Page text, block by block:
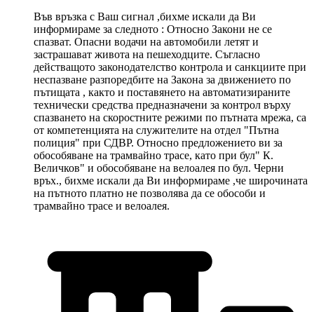
Във връзка с Ваш сигнал ,бихме искали да Ви
информираме за следното : Относно Закони не се
спазват. Опасни водачи на автомобили летят и
застрашават живота на пешеходците. Съгласно
действащото законодателство контрола и санкциите при
неспазване разпоредбите на Закона за движението по
пътищата , както и поставянето на автоматизираните
технически средства предназначени за контрол върху
спазването на скоростните режими по пътната мрежа, са
от компетенцията на служителите на отдел "Пътна
полиция" при СДВР. Относно предложението ви за
обособяване на трамвайно трасе, като при бул" К.
Величков" и обособяване на велоалея по бул. Черни
връх., бихме искали да Ви информираме ,че широчината
на пътното платно не позволява да се обособи и
трамвайно трасе и велоалея.